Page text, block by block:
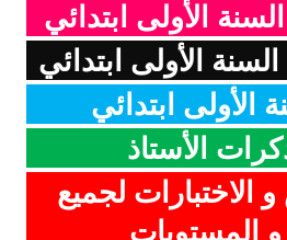
الأولى ابتدائي
الأولى ابتدائي
الأولى ابتدائي
الأستاذ
الاختبارات لجميع
و المستويات